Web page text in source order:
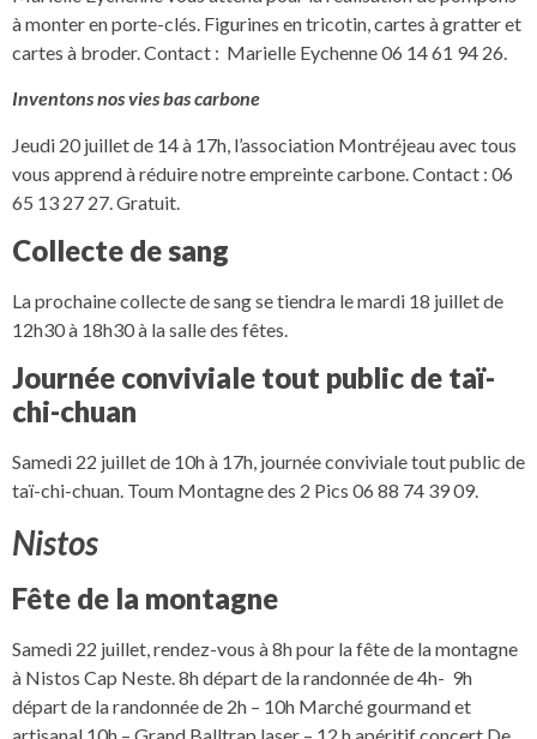
à monter en porte-clés. Figurines en tricotin, cartes à gratter et
cartes à broder. Contact : Marielle Eychenne 06 14 61 94 26.
Inventons nos vies bas carbone
Jeudi 20 juillet de 14 à 17h, l’association Montréjeau avec tous
vous apprend à réduire notre empreinte carbone. Contact : 06
65 13 27 27. Gratuit.
Collecte de sang
La prochaine collecte de sang se tiendra le mardi 18 juillet de
12h30 à 18h30 à la salle des fêtes.
Journée conviviale tout public de taï-
chi-chuan
Samedi 22 juillet de 10h à 17h, journée conviviale tout public de
taï-chi-chuan. Toum Montagne des 2 Pics 06 88 74 39 09.
Nistos
Fête de la montagne
Samedi 22 juillet, rendez-vous à 8h pour la fête de la montagne
à Nistos Cap Neste. 8h départ de la randonnée de 4h- 9h
départ de la randonnée de 2h – 10h Marché gourmand et